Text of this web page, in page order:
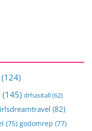
(124)
(145) drhasitall(62)
(82)
(75) godomrep (77)